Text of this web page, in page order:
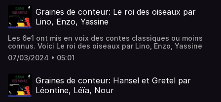
Graines de conteur: Le roi des oiseaux par
Lino, Enzo, Yassine
Les 6e1 ont mis en voix des contes classiques ou moins
connus. Voici Le roi des oiseaux par Lino, Enzo, Yassine
07/03/2024 • 05:01
Graines de conteur: Hansel et Gretel par
Léontine, Léïa, Nour